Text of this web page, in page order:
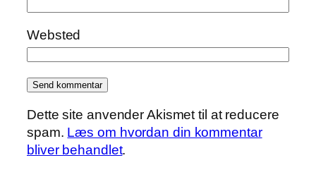
Websted
Dette site anvender Akismet til at reducere
spam. Læs om hvordan din kommentar
bliver behandlet.